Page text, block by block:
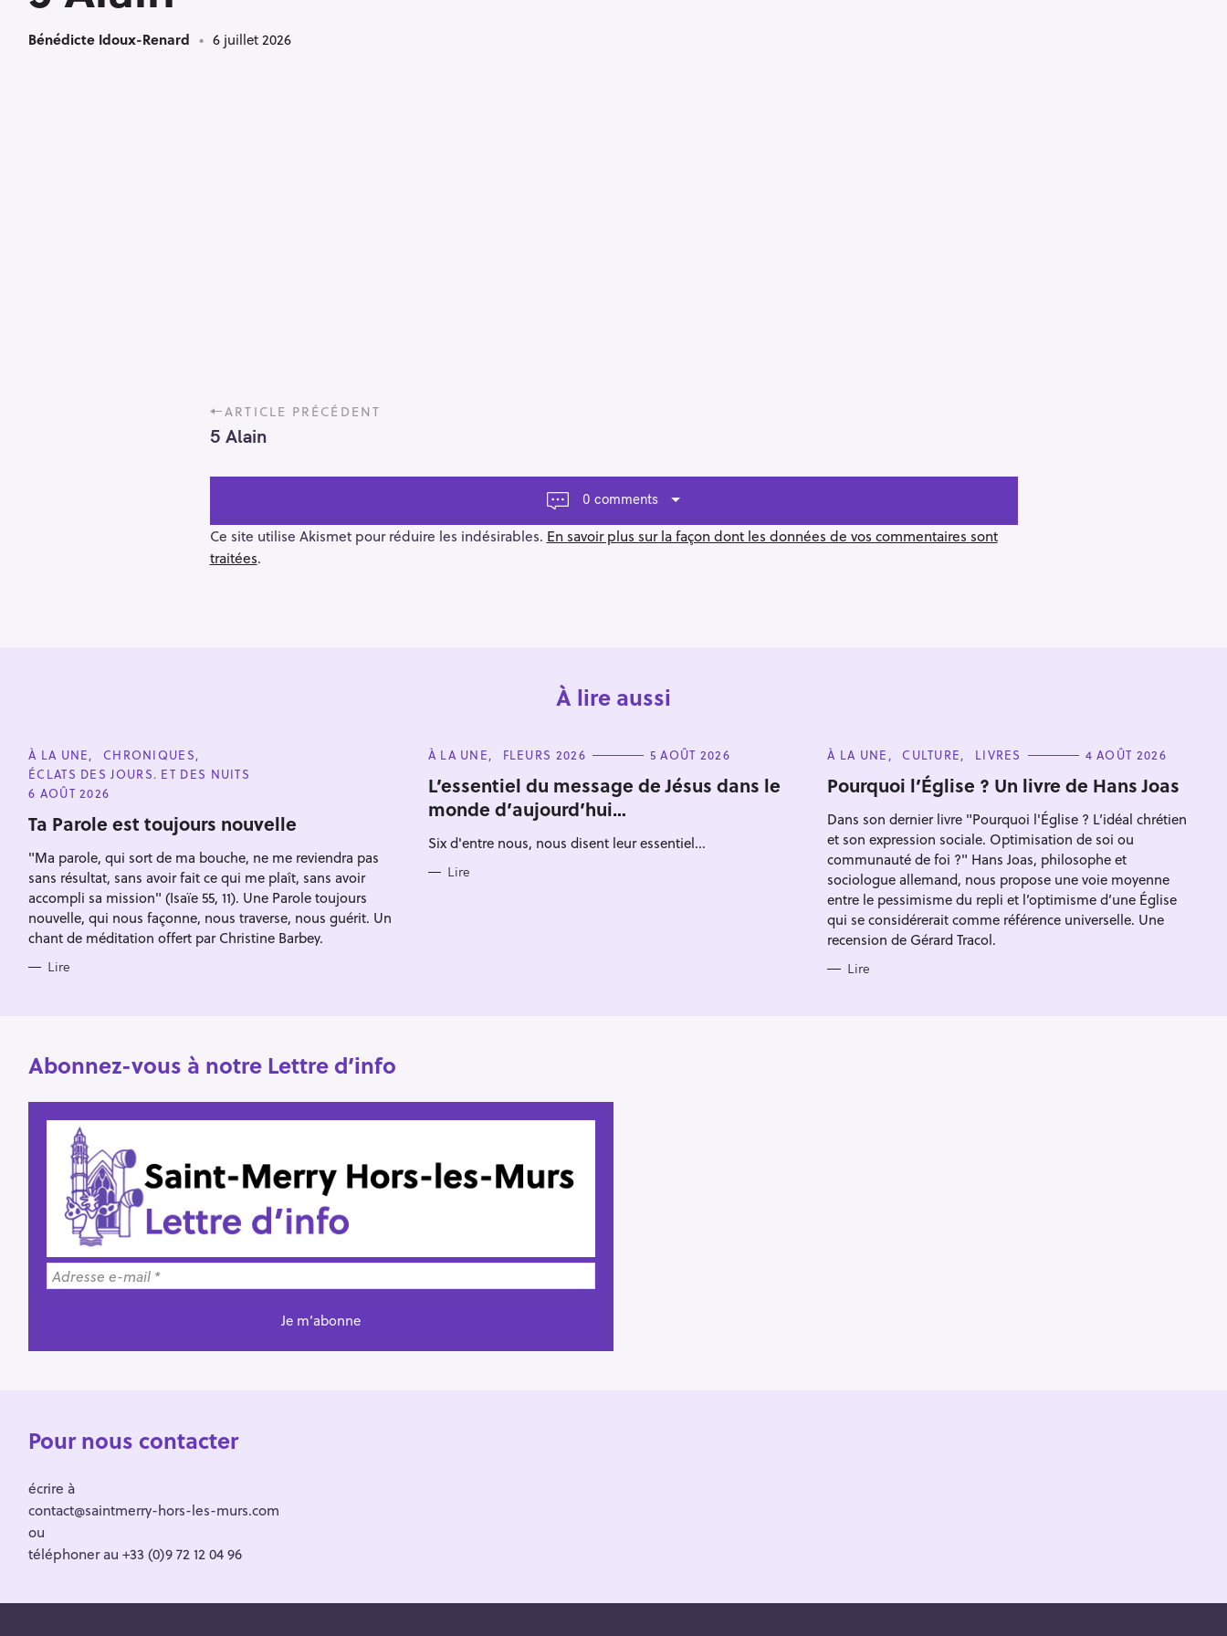
Bénédicte Idoux-Renard 6 juillet 2026
P
o
s
t
v
i
ARTICLE PRÉCÉDENT
5 Alain
0 comments
Ce site utilise Akismet pour réduire les indésirables. En savoir plus sur la façon dont les données de vos commentaires sont
traitées.
À lire aussi
C
A
T
E
O
R
E
S
À LA UNE
CHRONIQUES
ÉCLATS DES JOURS. ET DES NUITS
6 AOÛT 2026
Ta Parole est toujours nouvelle
"Ma parole, qui sort de ma bouche, ne me reviendra pas
sans résultat, sans avoir fait ce qui me plaît, sans avoir
accompli sa mission" (Isaïe 55, 11). Une Parole toujours
nouvelle, qui nous façonne, nous traverse, nous guérit. Un
chant de méditation offert par Christine Barbey.
Lire
C
T
E
G
O
I
S
À LA UNE FLEURS 2026 5 AOÛT 2026
L’essentiel du message de Jésus dans le
monde d’aujourd’hui…
Six d'entre nous, nous disent leur essentiel...
Lire
C
T
E
O
R
I
E
S
À LA UNE CULTURE LIVRES 4 AOÛT 2026
Pourquoi l’Église ? Un livre de Hans Joas
Dans son dernier livre "Pourquoi l'Église ? L’idéal chrétien
et son expression sociale. Optimisation de soi ou
communauté de foi ?" Hans Joas, philosophe et
sociologue allemand, nous propose une voie moyenne
entre le pessimisme du repli et l’optimisme d’une Église
qui se considérerait comme référence universelle. Une
recension de Gérard Tracol.
Lire
Abonnez-vous à notre Lettre d’info
Pour nous contacter
écrire à
contact@saintmerry-hors-les-murs.com
ou
téléphoner au +33 (0)9 72 12 04 96
h
e
c
h
e
r
Pour effacer la recherche appuyez sur
Escape